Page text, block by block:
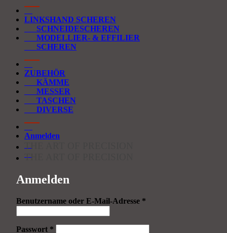
LINKSHAND SCHEREN
SCHNEIDESCHEREN
MODELLIER- & EFFILIER
SCHEREN
ZUBEHÖR
KÄMME
MESSER
TASCHEN
DIVERSE
Anmelden
THE ART OF PRECISION
THE ART OF PRECISION
Anmelden
Benutzername oder E-Mail-Adresse *Erforderlich
Passwort *Erforderlich